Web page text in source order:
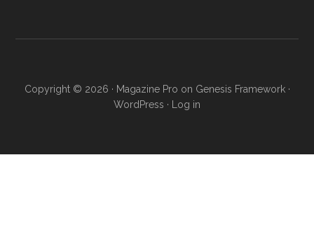
Copyright © 2026 · Magazine Pro on Genesis Framework·
WordPress · Log in